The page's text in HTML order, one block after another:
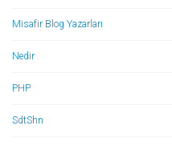
Misafir Blog Yazarları
Nedir
PHP
SdtShn